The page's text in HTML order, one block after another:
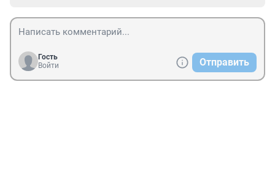
Гость
Войти
Отправить